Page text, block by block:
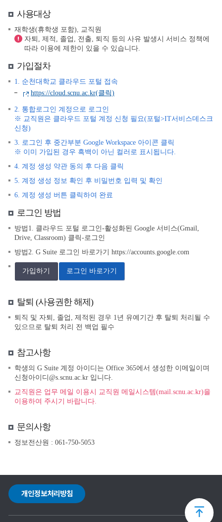
사용대상
재학생(휴학생 포함), 교직원
자퇴, 제적, 졸업, 전출, 퇴직 등의 사유 발생시 서비스 정책에
따라 이용에 제한이 있을 수 있습니다.
가입절차
1. 순천대학교 클라우드 포털 접속
https://cloud.scnu.ac.kr(클릭)
2. 통합로그인 계정으로 로그인
※ 교직원은 클라우드 포털 계정 신청 필요(포털>IT서비스데스크
신청)
3. 로그인 후 중간부분 Google Workspace 아이콘 클릭
※ 이미 가입된 경우 흑백이 아닌 컬러로 표시됩니다.
4. 계정 생성 약관 동의 후 다음 클릭
5. 계정 생성 정보 확인 후 비밀번호 입력 및 확인
6. 계정 생성 버튼 클릭하여 완료
로그인 방법
방법1. 클라우드 포털 로그인-활성화된 Google 서비스(Gmail,
Drive, Classroom) 클릭-로그인
방법2. G Suite 로그인 바로가기 https://accounts.google.com
가입하기 로그인 바로가기
탈퇴 (사용권한 해제)
퇴직 및 자퇴, 졸업, 제적된 경우 1년 유예기간 후 탈퇴 처리될 수
있으므로 탈퇴 처리 전 백업 필수
참고사항
학생의 G Suite 계정 아이디는 Office 365에서 생성한 이메일이며
신청아이디@s.scnu.ac.kr 입니다.
교직원은 업무 메일 이용시 교직원 메일시스템(mail.scnu.ac.kr)을
이용하여 주시기 바랍니다.
문의사항
정보전산원 : 061-750-5053
개인정보처리방침
상